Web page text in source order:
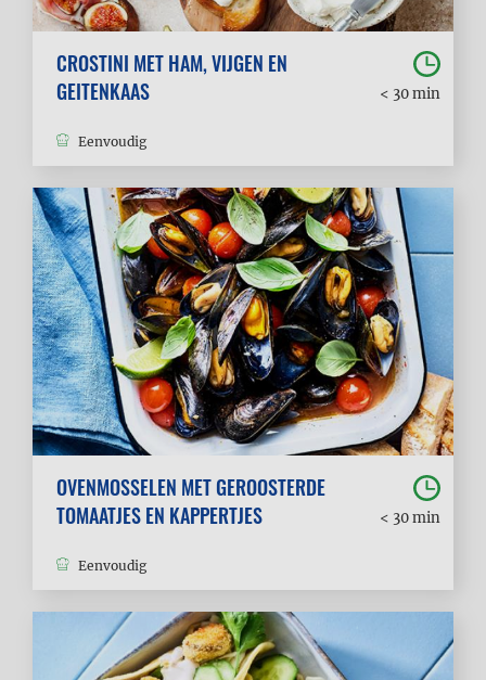
CROSTINI MET HAM, VIJGEN EN
GEITENKAAS
< 30 min
Eenvoudig
OVENMOSSELEN MET GEROOSTERDE
TOMAATJES EN KAPPERTJES
< 30 min
Eenvoudig